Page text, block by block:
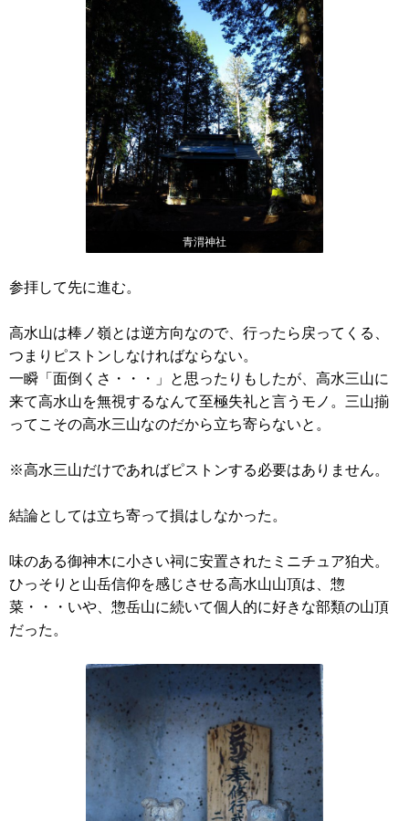
青渭神社
参拝して先に進む。
高水山は棒ノ嶺とは逆方向なので、行ったら戻ってくる、
つまりピストンしなければならない。
一瞬「面倒くさ・・・」と思ったりもしたが、高水三山に
来て高水山を無視するなんて至極失礼と言うモノ。三山揃
ってこその高水三山なのだから立ち寄らないと。
※高水三山だけであればピストンする必要はありません。
結論としては立ち寄って損はしなかった。
味のある御神木に小さい祠に安置されたミニチュア狛犬。
ひっそりと山岳信仰を感じさせる高水山山頂は、惣
菜・・・いや、惣岳山に続いて個人的に好きな部類の山頂
だった。